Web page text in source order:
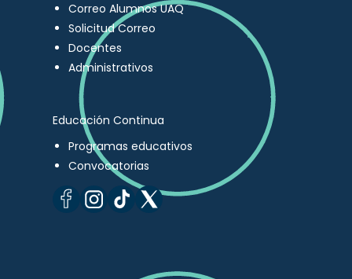
Correo Alumnos UAQ
Solicitud Correo
Docentes
Administrativos
Educación Continua
Programas educativos
Convocatorias